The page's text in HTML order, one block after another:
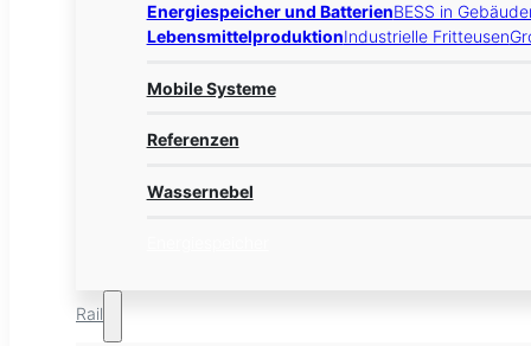
Energiespeicher und BatterienBESS in
LebensmittelproduktionIndustrielle Fritteusen
Mobile Systeme
Referenzen
Wassernebel
Rail